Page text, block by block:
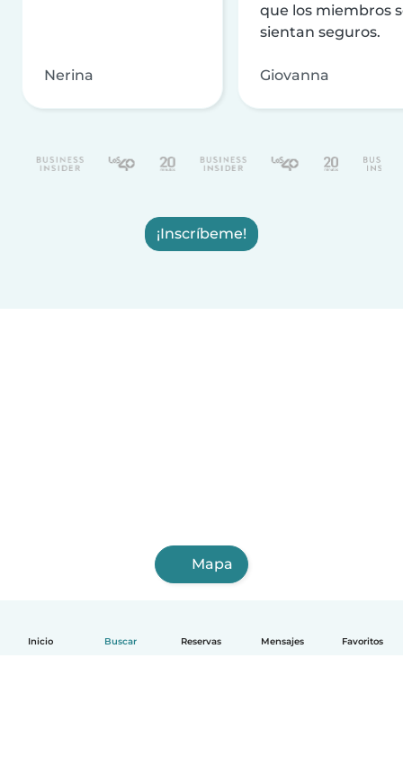
Inicio Buscar Reservas Mensajes Favoritos
Nerina
que los miembros
sientan seguros.
Giovanna
¡Inscríbeme!
Mapa